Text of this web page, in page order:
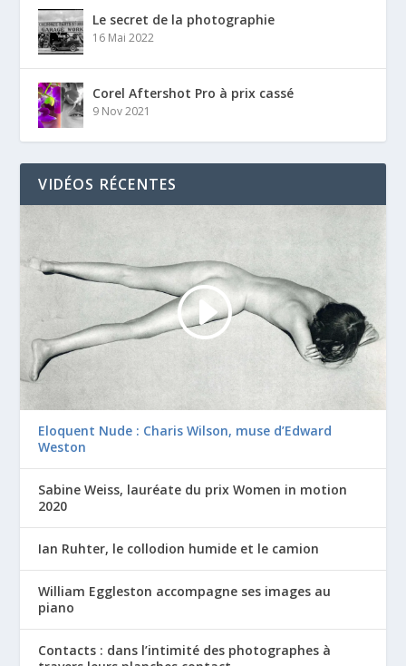
Le secret de la photographie
16 Mai 2022
Corel Aftershot Pro à prix cassé
9 Nov 2021
VIDÉOS RÉCENTES
Eloquent Nude : Charis Wilson, muse d’Edward
Weston
Sabine Weiss, lauréate du prix Women in motion
2020
Ian Ruhter, le collodion humide et le camion
William Eggleston accompagne ses images au
piano
Contacts : dans l’intimité des photographes à